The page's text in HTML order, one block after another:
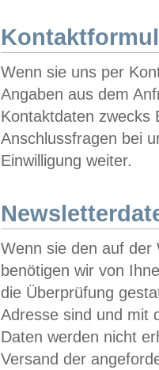
Wenn sie uns per
Angaben aus dem
Kontaktdaten zwecks
Anschlussfragen bei
Einwilligung weiter.
Wenn sie den auf der
benötigen wir von
die Überprüfung
Adresse sind und mit
Daten werden nicht
Versand der